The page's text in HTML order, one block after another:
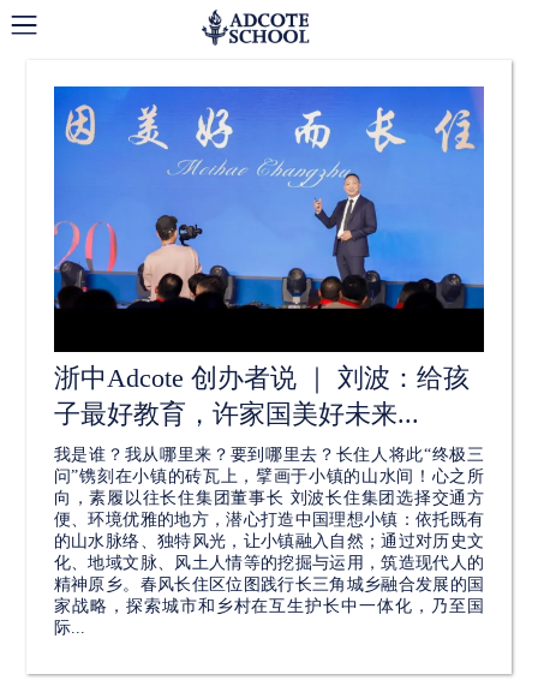
新闻与活动
浙中Adcote 创办者说 ｜ 刘波：给孩
子最好教育，许家国美好未来...
我是谁？我从哪里来？要到哪里去？长住人将此“终极三
问”镌刻在小镇的砖瓦上，擘画于小镇的山水间！心之所
向，素履以往长住集团董事长 刘波长住集团选择交通方
便、环境优雅的地方，潜心打造中国理想小镇：依托既有
的山水脉络、独特风光，让小镇融入自然；通过对历史文
化、地域文脉、风土人情等的挖掘与运用，筑造现代人的
精神原乡。春风长住区位图践行长三角城乡融合发展的国
家战略，探索城市和乡村在互生护长中一体化，乃至国
际...